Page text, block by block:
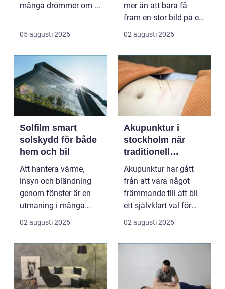
många drömmer om ...
05 augusti 2026
mer än att bara få
fram en stor bild på en
duk. En bra pro...
02 augusti 2026
Solfilm smart
solskydd för både
hem och bil
Att hantera värme,
insyn och bländning
genom fönster är en
utmaning i många
svenska hem, kontor
och ...
02 augusti 2026
Akupunktur i
stockholm när
traditionell
kinesisk medicin
möter modern
vardag
Akupunktur har gått
från att vara något
främmande till att bli
ett självklart val för
många som söke...
02 augusti 2026